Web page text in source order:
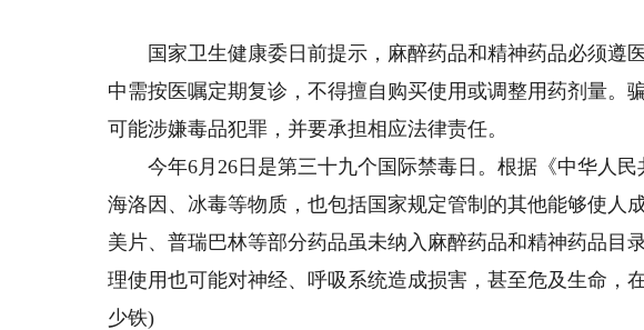
国家卫生健康委日前提示，麻醉药品和精神药品必须遵
中需按医嘱定期复诊，不得擅自购买使用或调整用药剂量。
可能涉嫌毒品犯罪，并要承担相应法律责任。
今年6月26日是第三十九个国际禁毒日。根据《中华人民
海洛因、冰毒等物质，也包括国家规定管制的其他能够使人
美片、普瑞巴林等部分药品虽未纳入麻醉药品和精神药品目
理使用也可能对神经、呼吸系统造成损害，甚至危及生命，
少铁)